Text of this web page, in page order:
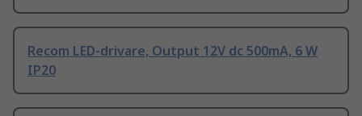
Recom LED-drivare, Output 12V dc 500mA, 6 W
IP20